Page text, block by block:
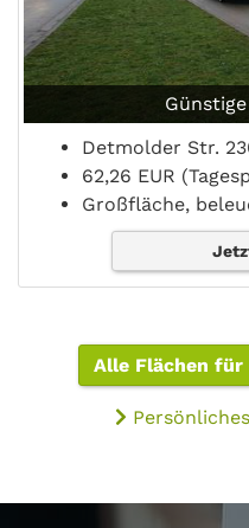
Detmolder Str.
62,26 EUR
Großfläche,
Alle Flächen für